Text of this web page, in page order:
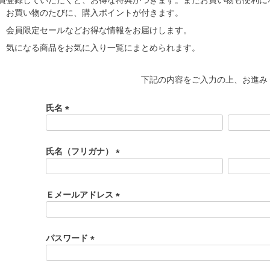
お買い物のたびに、購入ポイントが付きます。
会員限定セールなどお得な情報をお届けします。
気になる商品をお気に入り一覧にまとめられます。
下記の内容をご入力の上、お進み
氏名
須
)
氏名（フリガナ）
須
)
Ｅメールアドレス
)
パスワード